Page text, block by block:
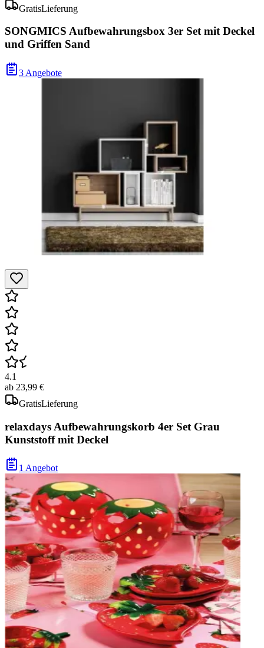
GratisLieferung
SONGMICS Aufbewahrungsbox 3er Set mit Deckel
und Griffen Sand
3 Angebote
4.1
ab 23,99 €
GratisLieferung
relaxdays Aufbewahrungskorb 4er Set Grau
Kunststoff mit Deckel
1 Angebot